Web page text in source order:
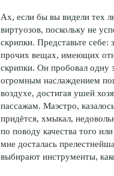
Ах, если бы вы видели тех
виртуозов, поскольку не
скрипки. Представьте
прочих вещах, имеющих
скрипки. Он пробовал одну
огромным наслаждением
воздухе, достигая ушей
пассажам. Маэстро,
придётся, хмыкал,
по поводу качества того
мне досталась
выбирают инструменты,